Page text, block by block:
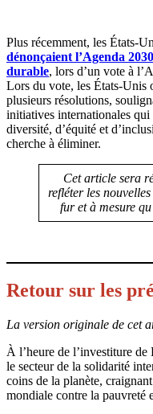
Plus récemment, les États-
dénonçaient l’Agenda
durable, lors d’un vote à
Lors du vote, les États-Unis
plusieurs résolutions,
initiatives internationales
diversité, d’équité et
cherche à éliminer.
Cet article sera
refléter les
fur et à mesure
Retour sur les
La version originale de cet
À l’heure de l’investiture
le secteur de la solidarité
coins de la planète,
mondiale contre la pauvreté